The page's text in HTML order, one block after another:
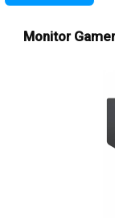
Monitor